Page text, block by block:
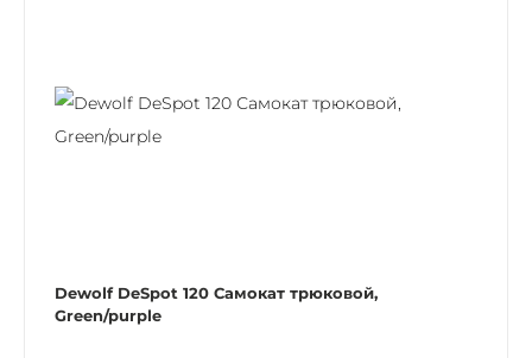
Dewolf DeSpot 120 Самокат трюковой,
Green/purple